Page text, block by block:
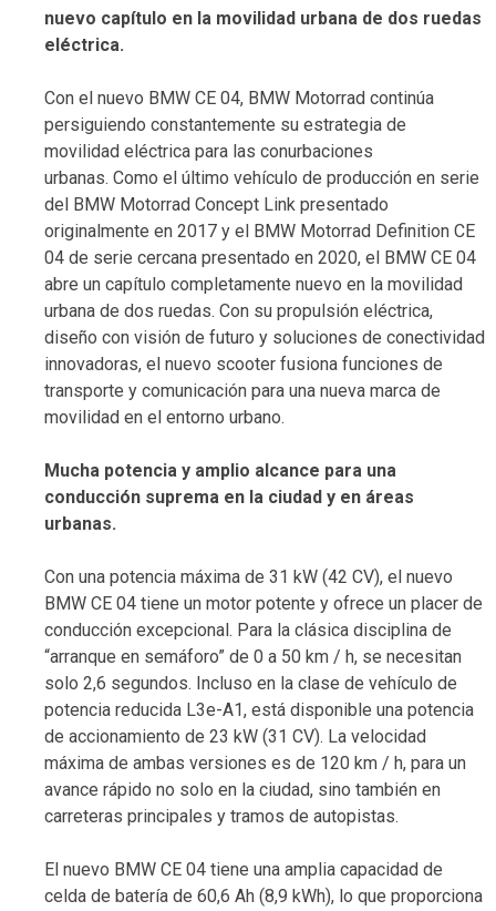
nuevo capítulo en la movilidad urbana de dos ruedas
eléctrica.
Con el nuevo BMW CE 04, BMW Motorrad continúa
persiguiendo constantemente su estrategia de
movilidad eléctrica para las conurbaciones
urbanas. Como el último vehículo de producción en serie
del BMW Motorrad Concept Link presentado
originalmente en 2017 y el BMW Motorrad Definition CE
04 de serie cercana presentado en 2020, el BMW CE 04
abre un capítulo completamente nuevo en la movilidad
urbana de dos ruedas. Con su propulsión eléctrica,
diseño con visión de futuro y soluciones de conectividad
innovadoras, el nuevo scooter fusiona funciones de
transporte y comunicación para una nueva marca de
movilidad en el entorno urbano.
Mucha potencia y amplio alcance para una
conducción suprema en la ciudad y en áreas
urbanas.
Con una potencia máxima de 31 kW (42 CV), el nuevo
BMW CE 04 tiene un motor potente y ofrece un placer de
conducción excepcional. Para la clásica disciplina de
“arranque en semáforo” de 0 a 50 km / h, se necesitan
solo 2,6 segundos. Incluso en la clase de vehículo de
potencia reducida L3e-A1, está disponible una potencia
de accionamiento de 23 kW (31 CV). La velocidad
máxima de ambas versiones es de 120 km / h, para un
avance rápido no solo en la ciudad, sino también en
carreteras principales y tramos de autopistas.
El nuevo BMW CE 04 tiene una amplia capacidad de
celda de batería de 60,6 Ah (8,9 kWh), lo que proporciona